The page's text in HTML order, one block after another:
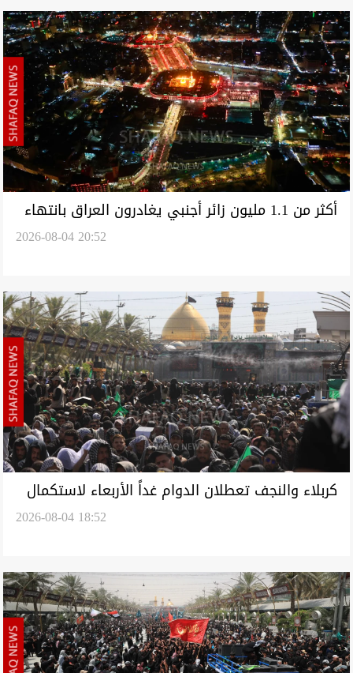
أكثر من 1.1 مليون زائر أجنبي يغادرون العراق بانتهاء
2026-08-04 20:52
‏كربلاء والنجف تعطلان الدوام غداً الأربعاء لاستكمال
2026-08-04 18:52